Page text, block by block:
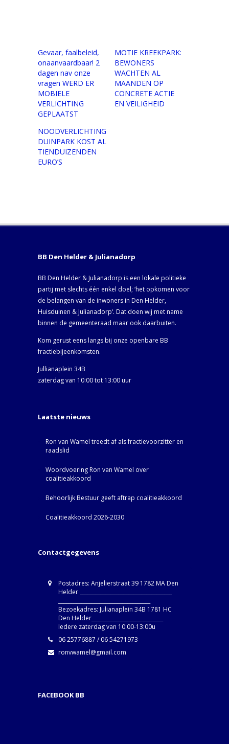
Gevaar, faalbeleid,
onaanvaardbaar! 2
dagen nav onze
vragen WERD ER
MOBIELE
VERLICHTING
GEPLAATST
MOTIE KREEKPARK:
BEWONERS
WACHTEN AL
MAANDEN OP
CONCRETE ACTIE
EN VEILIGHEID
NOODVERLICHTING
DUINPARK KOST AL
TIENDUIZENDEN
EURO’S
BB Den Helder & Julianadorp
BB Den Helder & Julianadorp is een lokale politieke
partij met slechts één enkel doel; ‘het opkomen voor
de belangen van de inwoners in Den Helder,
Huisduinen & Julianadorp‘. Dat doen wij met name
binnen de gemeenteraad maar ook daarbuiten.
Kom gerust eens langs bij onze openbare BB
fractiebijeenkomsten.
Jullianaplein 34B
zaterdag van 10:00 tot 13:00 uur
Laatste nieuws
Ron van Wamel treedt af als fractievoorzitter en
raadslid
Woordvoering Ron van Wamel over
coalitieakkoord
Behoorlijk Bestuur geeft aftrap coalitieakkoord
Coalitieakkoord 2026-2030
Contactgegevens
Postadres: Anjelierstraat 39 1782 MA Den
Helder ____________________________________
Bezoekadres: Julianaplein 34B 1781 HC
Den Helder____________________________
Iedere zaterdag van 10:00-13:00u
06 25776887 / 06 54271973
ronvwamel@gmail.com
FACEBOOK BB